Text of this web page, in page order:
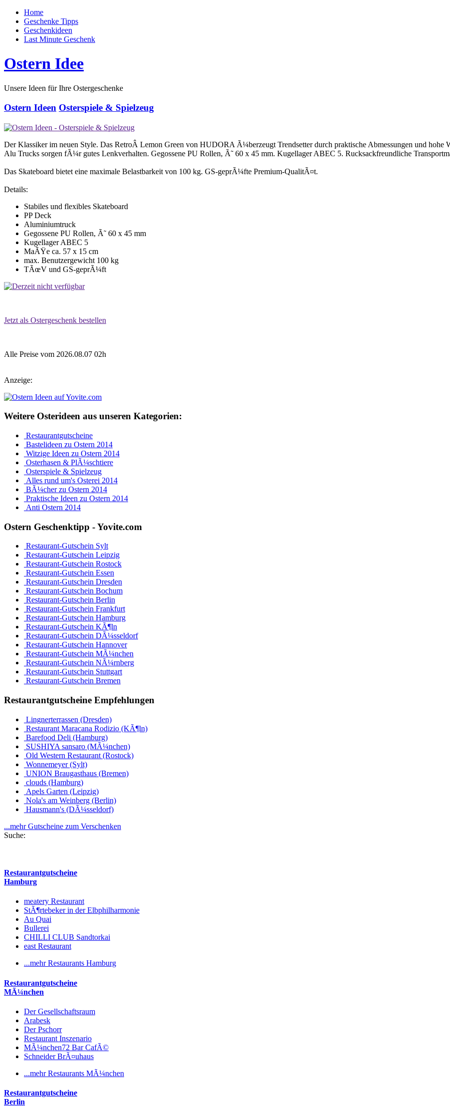
Home
Geschenke Tipps
Geschenkideen
Last Minute Geschenk
Ostern Idee
Unsere Ideen für Ihre Ostergeschenke
Ostern Ideen Osterspiele & Spielzeug
Der Klassiker im neuen Style. Das RetroÂ Lemon Green von HUDORA Ã¼berzeugt Trendsetter durch praktische Abmessungen und
Alu Trucks sorgen fÃ¼r gutes Lenkverhalten. Gegossene PU Rollen, Ã˜ 60 x 45 mm. Kugellager ABEC 5. Rucksackfreundliche
Das Skateboard bietet eine maximale Belastbarkeit von 100 kg. GS-geprÃ¼fte Premium-QualitÃ¤t.
Details:
Stabiles und flexibles Skateboard
PP Deck
Aluminiumtruck
Gegossene PU Rollen, Ã˜ 60 x 45 mm
Kugellager ABEC 5
MaÃŸe ca. 57 x 15 cm
max. Benutzergewicht 100 kg
TÃœV und GS-geprÃ¼ft
Jetzt als Ostergeschenk bestellen
Alle Preise vom 2026.08.07 02h
Anzeige:
Weitere Osterideen aus unseren Kategorien:
Restaurantgutscheine
Bastelideen zu Ostern 2014
Witzige Ideen zu Ostern 2014
Osterhasen & PlÃ¼schtiere
Osterspiele & Spielzeug
Alles rund um's Osterei 2014
BÃ¼cher zu Ostern 2014
Praktische Ideen zu Ostern 2014
Anti Ostern 2014
Ostern Geschenktipp - Yovite.com
Restaurant-Gutschein Sylt
Restaurant-Gutschein Leipzig
Restaurant-Gutschein Rostock
Restaurant-Gutschein Essen
Restaurant-Gutschein Dresden
Restaurant-Gutschein Bochum
Restaurant-Gutschein Berlin
Restaurant-Gutschein Frankfurt
Restaurant-Gutschein Hamburg
Restaurant-Gutschein KÃ¶ln
Restaurant-Gutschein DÃ¼sseldorf
Restaurant-Gutschein Hannover
Restaurant-Gutschein MÃ¼nchen
Restaurant-Gutschein NÃ¼rnberg
Restaurant-Gutschein Stuttgart
Restaurant-Gutschein Bremen
Restaurantgutscheine Empfehlungen
Lingnerterrassen (Dresden)
Restaurant Maracana Rodizio (KÃ¶ln)
Barefood Deli (Hamburg)
SUSHIYA sansaro (MÃ¼nchen)
Old Western Restaurant (Rostock)
Wonnemeyer (Sylt)
UNION Braugasthaus (Bremen)
clouds (Hamburg)
Apels Garten (Leipzig)
Nola's am Weinberg (Berlin)
Hausmann's (DÃ¼sseldorf)
...mehr Gutscheine zum Verschenken
Suche:
Restaurantgutscheine
Hamburg
meatery Restaurant
StÃ¶rtebeker in der Elbphilharmonie
Au Quai
Bullerei
CHILLI CLUB Sandtorkai
east Restaurant
...mehr Restaurants Hamburg
Restaurantgutscheine
MÃ¼nchen
Der Gesellschaftsraum
Arabesk
Der Pschorr
Restaurant Inszenario
MÃ¼nchen72 Bar CafÃ©
Schneider BrÃ¤uhaus
...mehr Restaurants MÃ¼nchen
Restaurantgutscheine
Berlin